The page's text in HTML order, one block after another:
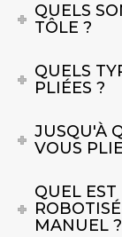
QUELS
TÔLE ?
QUELS
PLIÉES ?
JUSQU'À
VOUS
QUEL
MANUEL ?